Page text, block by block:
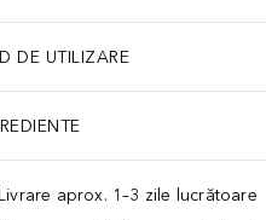
DE UTILIZARE
aprox. 1–3 zile lucrătoare